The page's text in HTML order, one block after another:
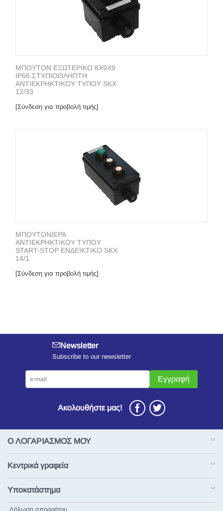
ΜΠΟΥΤΟΝ ΕΞΩΤΕΡΙΚΟ 8X9X9
IP66 ΣΤΥΠΙΟΘΛΗΠΤΗ
ΑΝΤΙΕΚΡΗΚΤΙΚΟΥ ΤΥΠΟΥ SKX
12/33
[Σύνδεση για προβολή τιμής]
ΜΠΟΥΤΟΝΙΕΡΑ
ΑΝΤΙΕΚΡΗΚΤΙΚΟΥ ΤΥΠΟΥ
START-STOP ΕΝΔΕΙΚΤΙΚΟ SKX
14/1
[Σύνδεση για προβολή τιμής]
Newsletter
Subscribe to our newsletter
Εγγραφή
Ακολουθήστε μας!
Ο ΛΟΓΑΡΙΑΣΜΟΣ ΜΟΥ
Κεντρικά γραφεία
Υποκατάστημα
Δήλωση απορρήτου